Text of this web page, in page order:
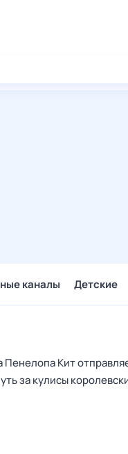
каналы Детские
Кит
за кулисы